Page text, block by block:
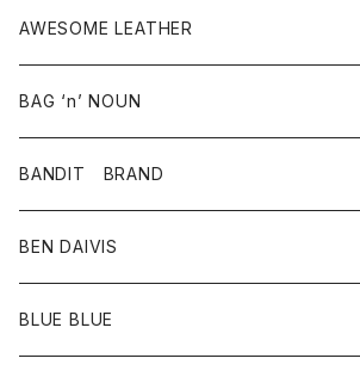
アクセサリー
その他雑貨
シャツ
ボトム
スカート
パンツ
グッズ
靴
バッグ
靴
シャツ
AWESOME LEATHER
アウター
革ジャケット
BAG ‘n’ NOUN
アクセサリー
バッグ
ポーチ
BANDIT BRAND
トップス
Ｔシャツ
BEN DAIVIS
ポトム
BLUE BLUE